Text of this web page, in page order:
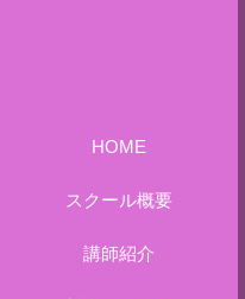
HOME
スクール概要
講師紹介